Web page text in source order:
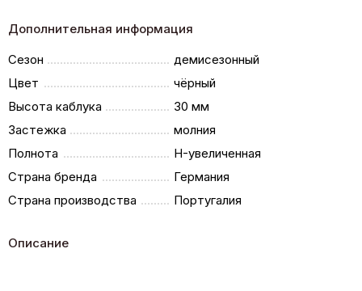
Дополнительная информация
Сезон
демисезонный
Цвет
чёрный
Высота каблука
30 мм
Застежка
молния
Полнота
H-увеличенная
Страна бренда
Германия
Страна производства
Португалия
Описание